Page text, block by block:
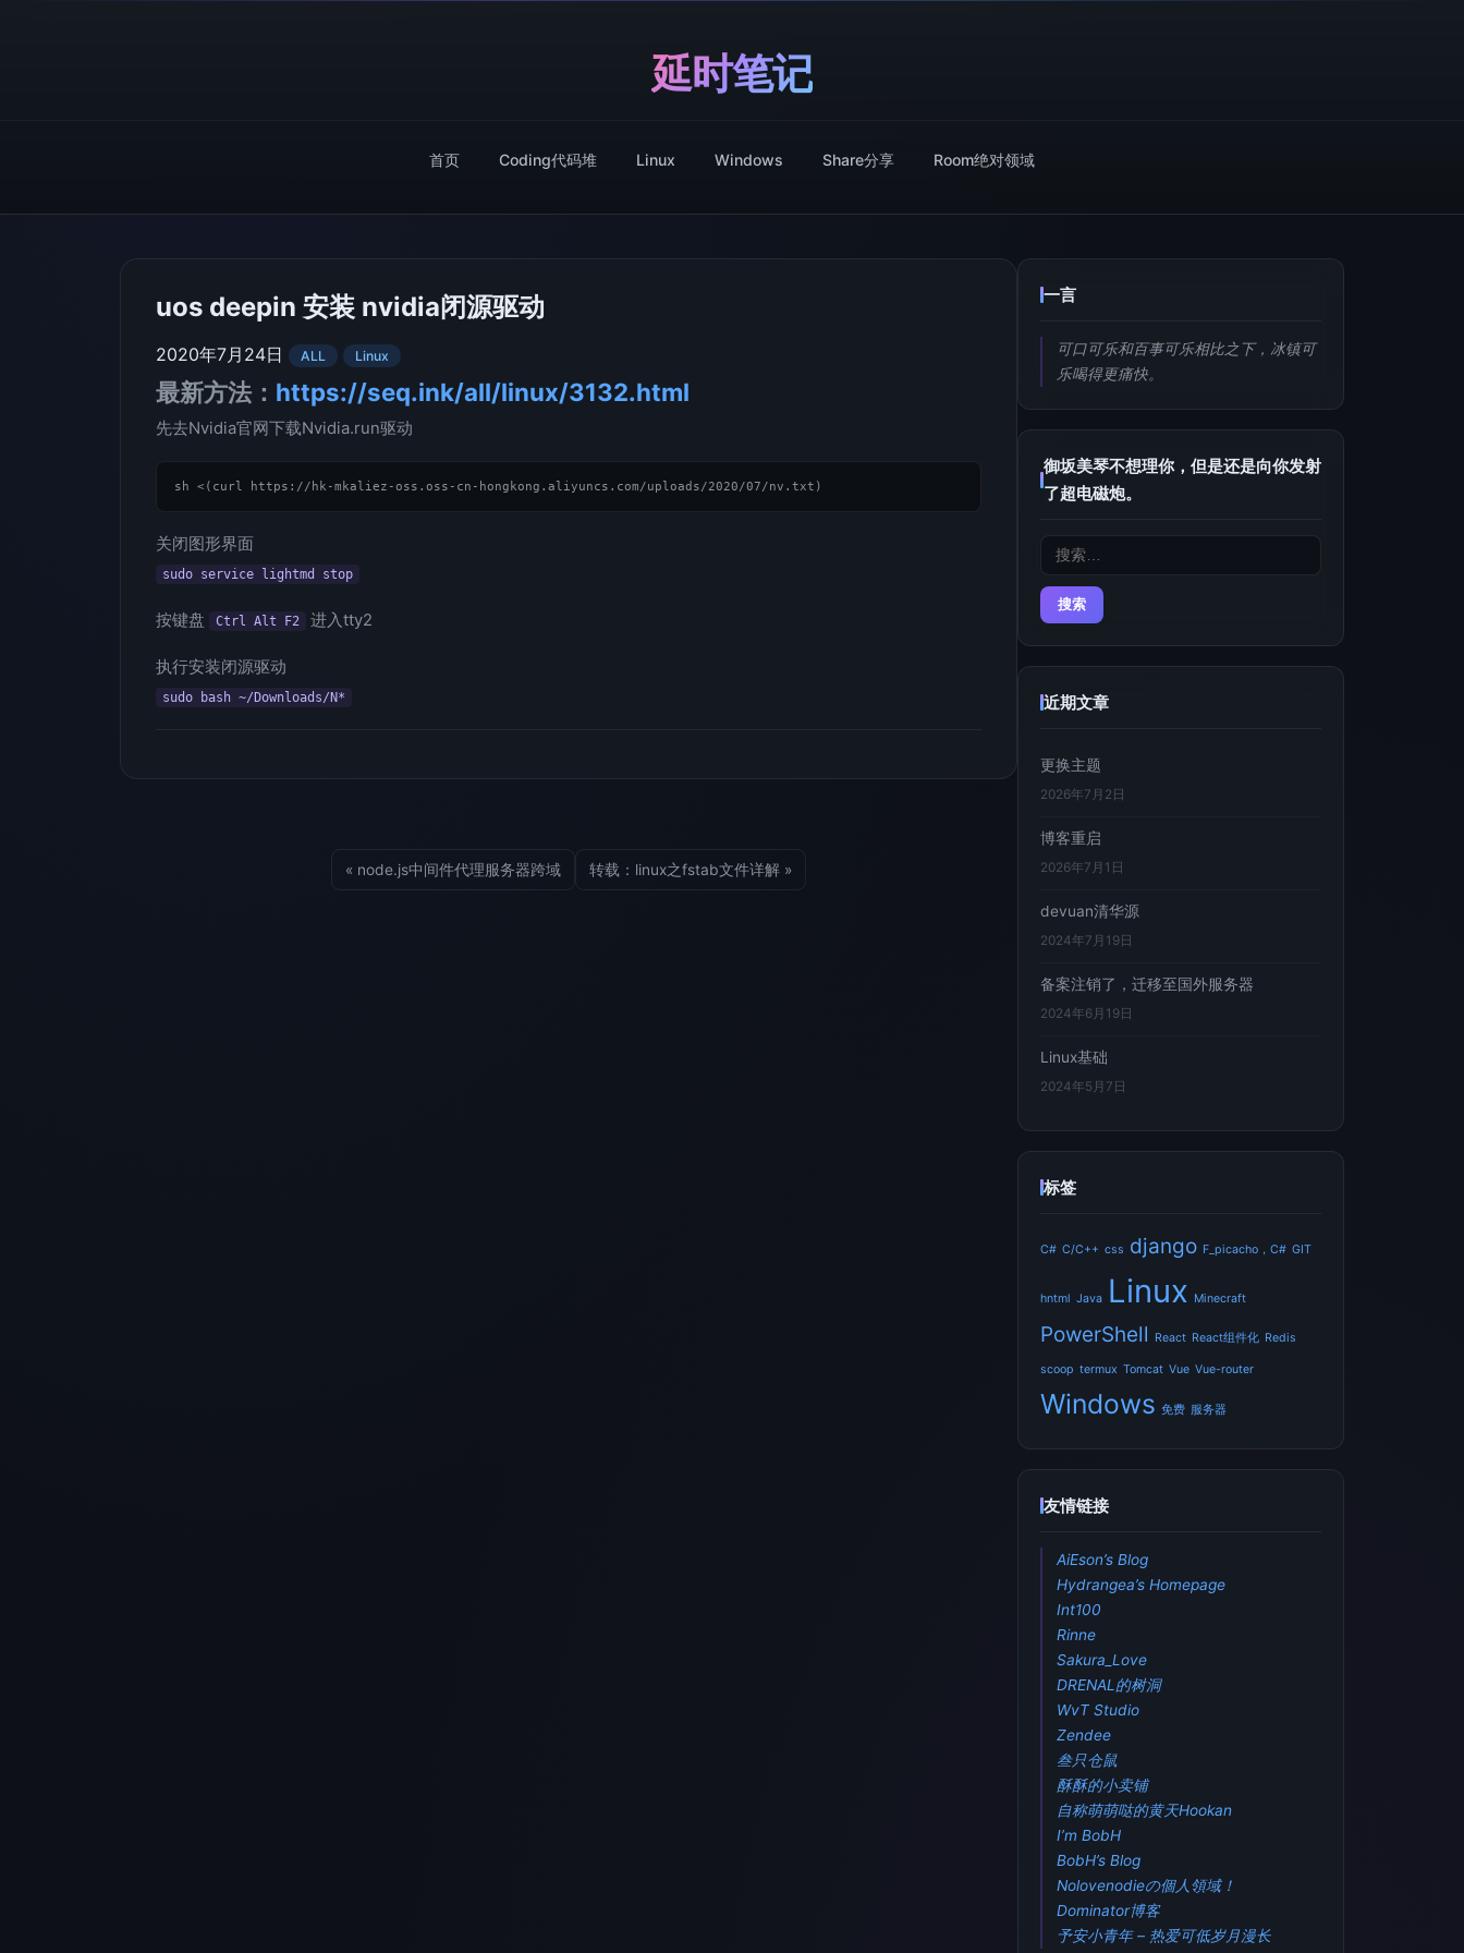
延时笔记
首页 Coding代码堆 Linux Windows Share分享 Room绝对领域
uos deepin 安装 nvidia闭源驱动
2020年7月24日 ALL Linux
最新方法： https://seq.ink/all/linux/3132.html
先去Nvidia官网下载Nvidia.run驱动
关闭图形界面
sudo service lightmd stop
按键盘 Ctrl Alt F2 进入tty2
执行安装闭源驱动
sudo bash ~/Downloads/N*
« node.js中间件代理服务器跨域 转载：linux之fstab文件详解 »
一言
可口可乐和百事可乐相比之下，冰镇可
乐喝得更痛快。
御坂美琴不想理你，但是还是向你发射
了超电磁炮。
搜
近期文章
更换主题
2026年7月2日
博客重启
2026年7月1日
devuan清华源
2024年7月19日
备案注销了，迁移至国外服务器
2024年6月19日
Linux基础
2024年5月7日
标签
C# C/C++ css django F_picacho，C# GIT
hntml Java Linux Minecraft
PowerShell React React组件化 Redis
scoop termux Tomcat Vue Vue-router
Windows 免费 服务器
友情链接
AiEson’s Blog
Hydrangea’s Homepage
Int100
Rinne
Sakura_Love
DRENAL的树洞
WvT Studio
Zendee
叁只仓鼠
酥酥的小卖铺
自称萌萌哒的黄天Hookan
I’m BobH
BobH’s Blog
Nolovenodieの個人領域！
Dominator博客
予安小青年 – 热爱可低岁月漫长